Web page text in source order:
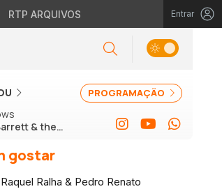
RTP ARQUIVOS Entrar
PROGRAMAÇÃO
& the
gostar
Raquel Ralha & Pedro Renato